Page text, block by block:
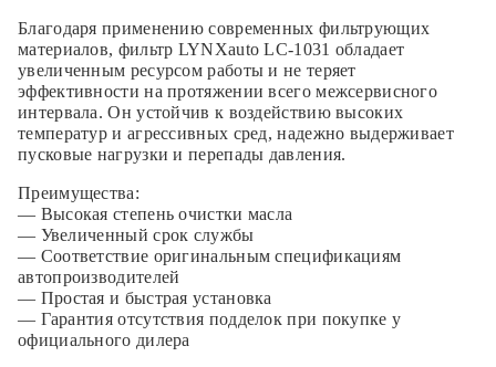
Благодаря применению современных фильтрующих
материалов, фильтр LYNXauto LC-1031 обладает
увеличенным ресурсом работы и не теряет
эффективности на протяжении всего межсервисного
интервала. Он устойчив к воздействию высоких
температур и агрессивных сред, надежно выдерживает
пусковые нагрузки и перепады давления.
Преимущества:
— Высокая степень очистки масла
— Увеличенный срок службы
— Соответствие оригинальным спецификациям
автопроизводителей
— Простая и быстрая установка
— Гарантия отсутствия подделок при покупке у
официального дилера